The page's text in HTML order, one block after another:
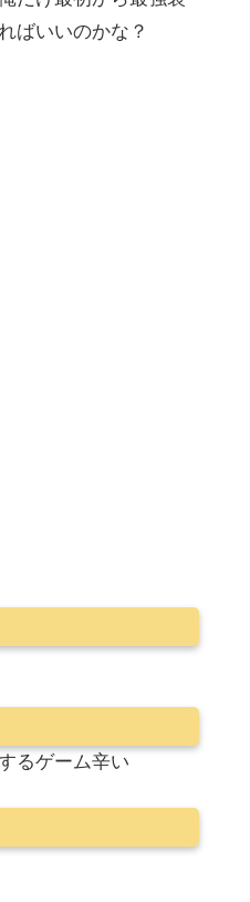
ばいいのかな？
るゲーム辛い